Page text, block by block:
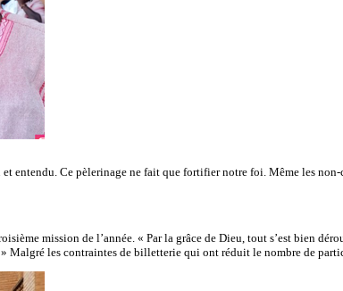
Ce pèlerinage ne fait que fortifier notre foi. Même les
mission de l’année. « Par la grâce de Dieu, tout s’est bien
Malgré les contraintes de billetterie qui ont réduit le nombre de